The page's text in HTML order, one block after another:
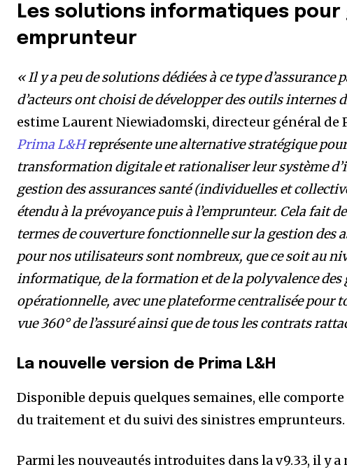
Les solutions informatiques pour
emprunteur
« Il y a peu de solutions dédiées à ce type
d’acteurs ont choisi de développer des outils
estime Laurent Niewiadomski, directeur général de
Prima L&Hreprésente une alternative stratégique
transformation digitale et rationaliser leur système
gestion des assurances santé (individuelles et
étendu à la prévoyance puis à l’emprunteur. Cela fait
termes de couverture fonctionnelle sur la gestion des
pour nos utilisateurs sont nombreux, que ce soit au
informatique, de la formation et de la polyvalence des
opérationnelle, avec une plateforme centralisée pour
vue 360° de l’assuré ainsi que de tous les contrats
La nouvelle version de Prima L&H
Disponible depuis quelques semaines, elle
du traitement et du suivi des sinistres emprunteurs.
Parmi les nouveautés introduites dans la v9.33, il y